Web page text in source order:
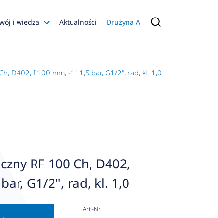
i wiedza
Konfiguratory
Aktualności Drużyna A
D402, fi100 mm, -1÷1,5 bar, G1/2", rad, kl. 1,0
RF 100 Ch, D402,
G1/2", rad, kl. 1,0
Art.-Nr